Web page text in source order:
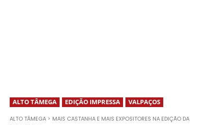
ALTO TÂMEGA EDIÇÃO IMPRESSA VALPAÇOS
ALTO TÂMEGA
MAIS CASTANHA E MAIS EXPOSITORES NA EDIÇÃO DA